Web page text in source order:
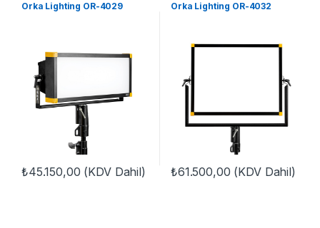
Orka Lighting OR-4029
₺45.150,00 (KDV Dahil)
Orka Lighting OR-4032
₺61.500,00 (KDV Dahil)